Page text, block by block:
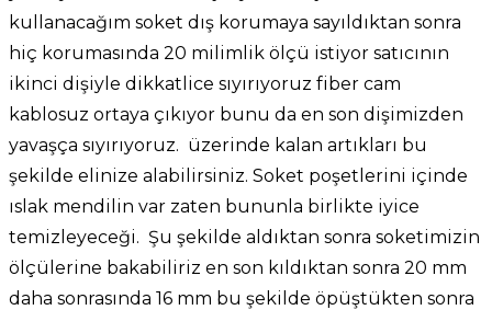
kullanacağım soket dış korumaya sayıldıktan sonra
hiç korumasında 20 milimlik ölçü istiyor satıcının
ikinci dişiyle dikkatlice sıyırıyoruz fiber cam
kablosuz ortaya çıkıyor bunu da en son dişimizden
yavaşça sıyırıyoruz. üzerinde kalan artıkları bu
şekilde elinize alabilirsiniz. Soket poşetlerini içinde
ıslak mendilin var zaten bununla birlikte iyice
temizleyeceği. Şu şekilde aldıktan sonra soketimizin
ölçülerine bakabiliriz en son kıldıktan sonra 20 mm
daha sonrasında 16 mm bu şekilde öpüştükten sonra